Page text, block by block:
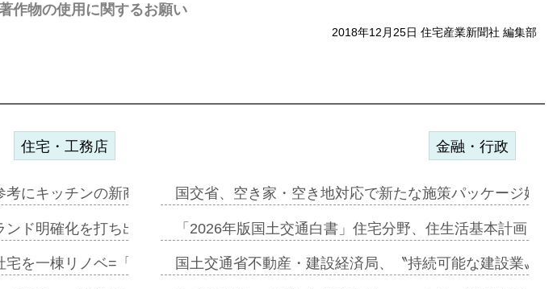
作物の使用に関するお願い
2018年12月25日 住宅産業新聞社 編集部
住宅・工務店
考にキッチンの新商品=「ファミーレキ…
ンド明確化を打ち出す=年内にも城南エ…
宅を一棟リノベ=「職住遊」融合型の賃…
金融・行政
国交省、空き家・空き地対応で新たな施策パッケージ始
「2026年版国土交通白書」住宅分野、住生活基本計画
国土交通省不動産・建設経済局、〝持続可能な建設業〟